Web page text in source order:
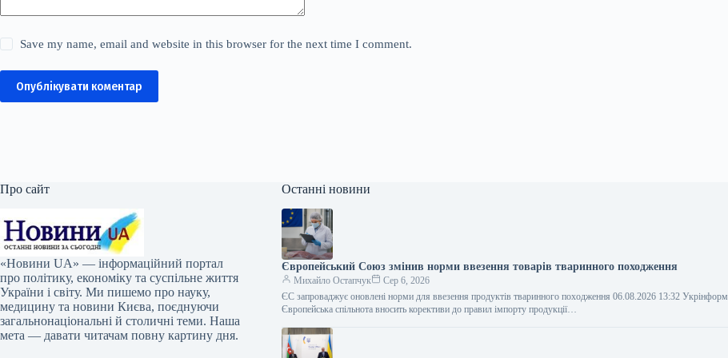
Save my name, email and website in this browser for the next time I comment.
Опублікувати коментар
Про сайт
«Новини UA» — інформаційний портал
про політику, економіку та суспільне життя
України і світу. Ми пишемо про науку,
медицину та новини Києва, поєднуючи
загальнонаціональні й столичні теми. Наша
мета — давати читачам повну картину дня.
Останні новини
Європейський Союз змінив норми ввезення товарів тваринного походження
Михайло Остапчук
Сер 6, 2026
ЄС запроваджує оновлені норми для ввезення продуктів тваринного походження 06.08.2026 13:32 Укрінформ
Європейська спільнота вносить корективи до правил імпорту продукції…